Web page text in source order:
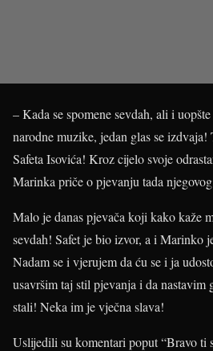
– Kada se spomene sevdah, ali i
narodne muzike, jedan glas se izdvaja!
Safeta Isovića! Kroz cijelo svoje
Marinka priče o pjevanju tada
Malo je danas pjevača koji kako kaže
sevdah! Safet je bio izvor, a i Marinko
Nadam se i vjerujem da ću se i ja
usavršim taj stil pjevanja i da nastavim
stali! Neka im je vječna slava!
Uslijedili su komentari poput “Bravo ti